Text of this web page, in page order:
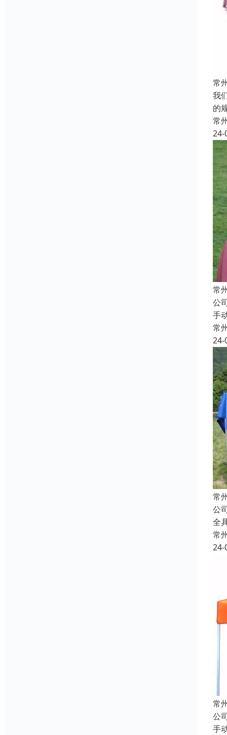
常
我
的
常
24-
常
公
手
常
24-
常
公
全
常
24-
常
公
手